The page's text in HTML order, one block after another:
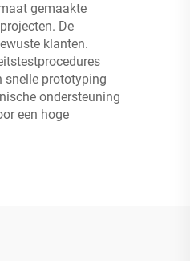
gemaakte
De
klanten.
snelle prototyping
ondersteuning
een hoge